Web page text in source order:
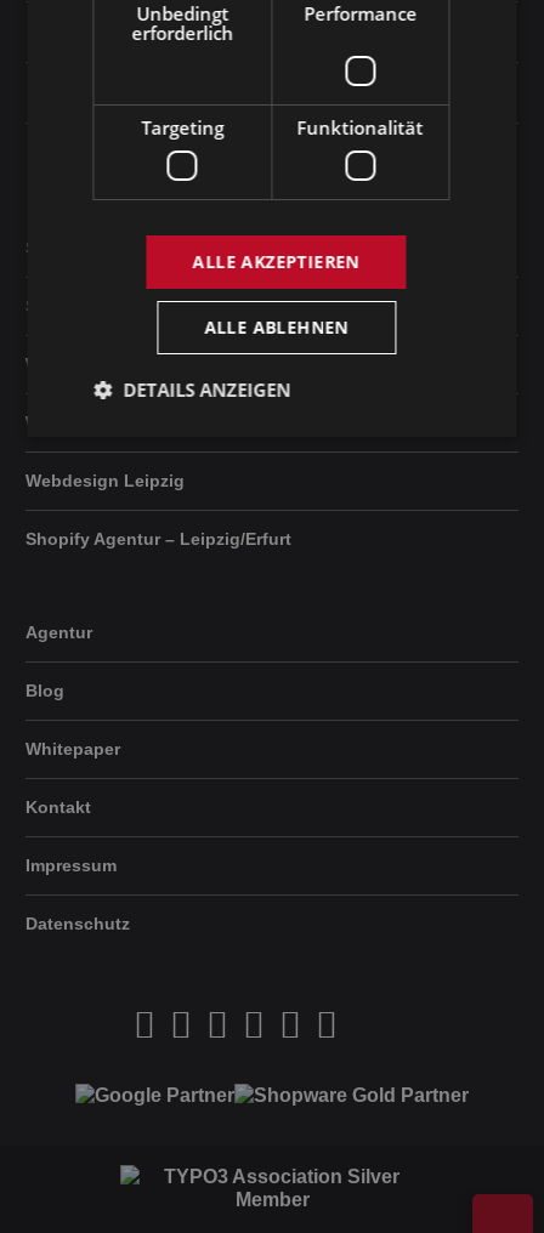
Standort Leipzig
Standort Halle
SEO Leipzig
SEO Erfurt
Webdesign Erfurt
Webdesign Dresden
Webdesign Leipzig
Shopify Agentur – Leipzig/Erfurt
Agentur
Blog
Whitepaper
Kontakt
Impressum
Datenschutz
Unbedingt
erforderlich
Performance
Targeting Funktionalität
ALLE AKZEPTIEREN
ALLE ABLEHNEN
DETAILS ANZEIGEN